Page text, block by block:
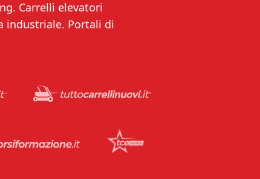
Carrelli elevatori
industriale. Portali di